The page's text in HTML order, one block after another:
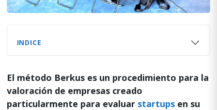
INDICE
El método Berkus es un procedimiento para la
valoración de empresas creado
particularmente para evaluar startupsen su